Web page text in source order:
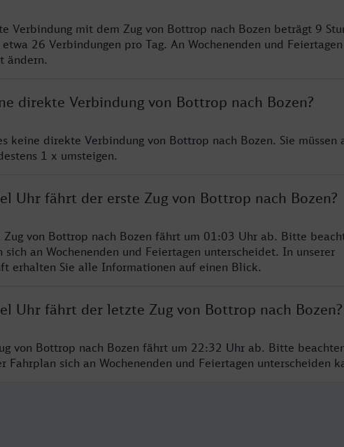
Verbindung mit dem Zug von Bottrop nach Bozen beträgt 9
26 Verbindungen pro Tag. An Wochenenden und
ändern.
direkte Verbindung von Bottrop nach Bozen?
keine direkte Verbindung von Bottrop nach Bozen. Sie müssen
1 x umsteigen.
Uhr fährt der erste Zug von Bottrop nach Bozen?
Zug von Bottrop nach Bozen fährt um 01:03 Uhr ab. Bitte
sich an Wochenenden und Feiertagen unterscheidet. In unserer
erhalten Sie alle Informationen auf einen Blick.
Uhr fährt der letzte Zug von Bottrop nach Bozen?
von Bottrop nach Bozen fährt um 22:32 Uhr ab. Bitte
Fahrplan sich an Wochenenden und Feiertagen unterscheiden